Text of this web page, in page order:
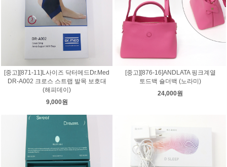
[중고][871-11]L사이즈 닥터메드Dr.Med
DR-A002 크로스 스트랩 발목 보호대
(해피데이)
9,000원
[중고][876-16]ANDLATA 핑크계열
토드백 숄더백 (노라미)
24,000원